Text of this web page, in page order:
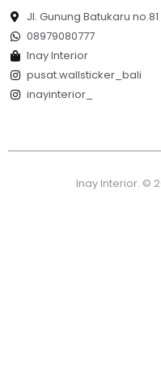
Jl. Gunung Batukaru
08979080777
Inay Interior
pusat.wallsticker_bali
inayinterior_
Inay Interior. ©